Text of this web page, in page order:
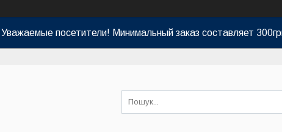
Уважаемые посетители! Минимальный заказ составляет